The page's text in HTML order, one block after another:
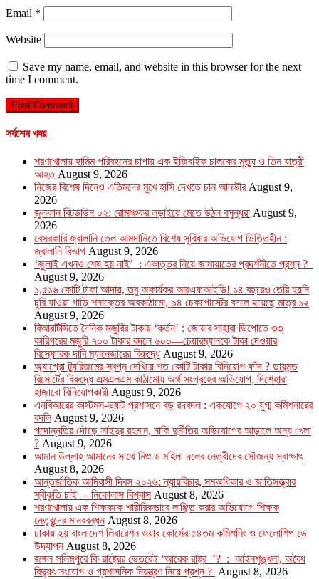
Email *
Website
Save my name, email, and website in this browser for the next
time I comment.
সর্বশেষ খবর
শরণখোলায় হামিম পরিবহনের চাপায় এক ইজিবাইক চালকের মৃত্যু ও তিন যাত্রী
আহত August 9, 2026
নিজের বিশেষ দিনেও এতিমদের মুখে হাসি দেখতে চান আনভীর August 9,
2026
জুলকান বিটডাউন ০২: রোমাঞ্চকর লড়াইয়ে মেতে উঠল বসুন্ধরা August 9,
2026
বেসরকারি জ্বালানি তেল আমদানিতে বিশেষ সুবিধার অভিযোগ ভিত্তিহীন :
জ্বালানি বিভাগ August 9, 2026
‘জুলাই এখনও শেষ হয় নাই’ : একাত্তর নিয়ে জামায়াতের প্রদর্শনীতে প্রশ্ন ?
August 9, 2026
১,৫১৬ কোটি টাকা আদায়, তবু অকার্যকর আরএফআইডি! ১৪ বছরেও তৈরি হয়নি
চুরি যাওয়া গাড়ি শনাক্তের অবকাঠামো, ৯৪ চেকপোস্টের বদলে হয়েছে মাত্র ১২
August 9, 2026
বিআরটিসিতে দৈনিক মজুরির টাকায় ‘কর্তন’ : জোয়ার সাহারা ডিপোতে ৩৩
কারিগরের মজুরি ৭০০ টাকার বদলে ৬০০—চেয়ারম্যানকে টাকা দেওয়ার
বিস্ফোরক দাবি ম্যানেজারের বিরুদ্ধে August 9, 2026
অ্যাগ্রো ট্যুরিজমের স্বপ্ন দেখিয়ে শত কোটি টাকার বিনিয়োগ ফাঁদ ? ডায়মন্ড
রিসোর্টের বিরুদ্ধে এমএলএম কাঠামোয় অর্থ সংগ্রহের অভিযোগ, দিশেহারা
হাজারো বিনিয়োগকারী August 9, 2026
এনবিআরের কাস্টমস-ভ্যাট প্রশাসনে বড় রদবদল : একযোগে ২০ যুগ্ম কমিশনারের
বদলি August 9, 2026
পদোন্নতির দৌড়ে সাইদুর রহমান, নাকি দুর্নীতির অভিযোগের আড়ালে অন্য খেলা
? August 9, 2026
আমান উল্লাহ আমানের সাথে নিশু ও মহিলা দলের নেত্রীদের সৌজন্য স্বাক্ষাৎ
August 8, 2026
আন্তর্জাতিক আদিবাসী দিবস ২০২৬: ন্যায়বিচার, সমঅধিকার ও জাতিসত্ত্বার
স্বীকৃতি চাই – নিকোলাস বিশ্বাস August 8, 2026
শরণখোলায় এক শিক্ষককে শারীরিকভাবে লাঞ্ছিত করার অভিযোগে শিক্ষক
নেতৃবৃন্দের মানববন্ধন August 8, 2026
ঢাকায় ২য় বাংলাদেশ লিবারেশন ওয়ার কোর্সের ৫৪তম কমিশনিং ও ফেলোশিপ ডে
উদ্‌যাপন August 8, 2026
জঙ্গল সলিমপুরে কি রাষ্ট্রের ভেতরেই ‘আরেক রাষ্ট্র ’? : আইনশৃঙ্খলা, অবৈধ
বিদ্যুৎ সংযোগ ও প্রশাসনিক নিয়ন্ত্রণ নিয়ে প্রশ্ন ? August 8, 2026